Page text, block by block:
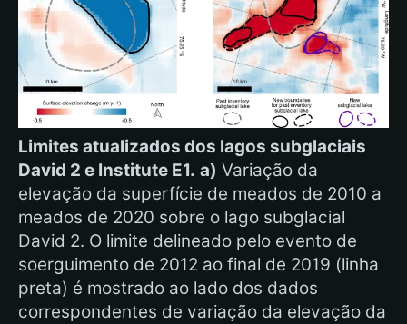
Limites atualizados dos lagos subglaciais
David 2 e Institute E1. a) Variação da
elevação da superfície de meados de 2010 a
meados de 2020 sobre o lago subglacial
David 2. O limite delineado pelo evento de
soerguimento de 2012 ao final de 2019 (linha
preta) é mostrado ao lado dos dados
correspondentes de variação da elevação da